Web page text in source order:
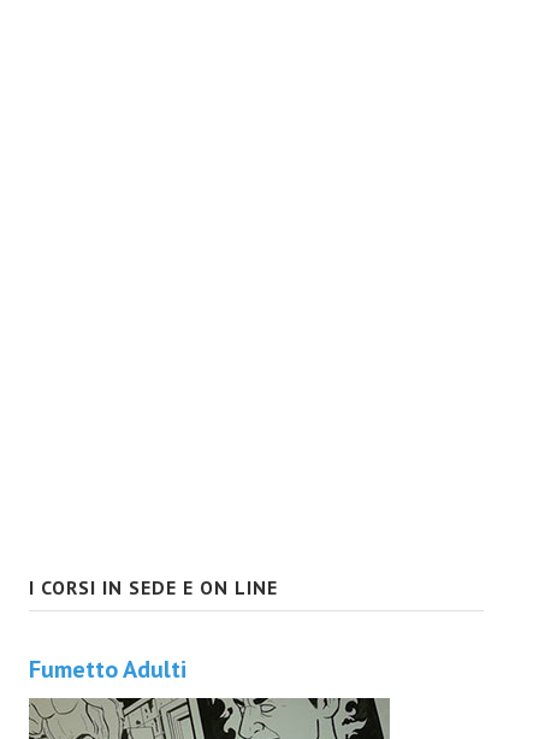
I CORSI IN SEDE E ON LINE
Fumetto Adulti